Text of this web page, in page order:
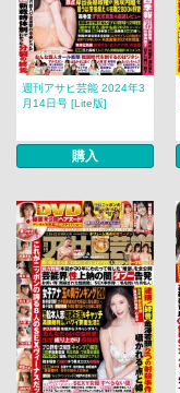
週刊アサヒ芸能 2024年3
月14日号 [Lite版]
購入